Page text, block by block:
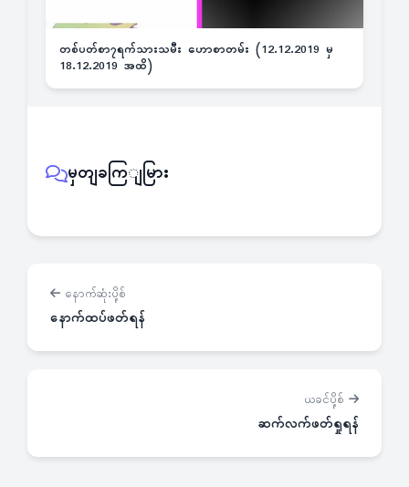
တစ်ပတ်စာ၇ရက်သားသမီး ဟောစာတမ်း (12.12.2019 မှ
18.12.2019 အထိ)
မှတျခကြျမြား
နောက်ဆုံးပို့စ်
နောက်ထပ်ဖတ်ရန်
ယခင်ပို့စ်
ဆက်လက်ဖတ်ရှုရန်